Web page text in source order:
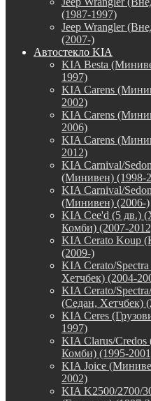
(1987-1997)
Jeep Wrangler
(2007-)
Автостекло KIA
KIA Besta
1997)
KIA Carens
2002)
KIA Carens
2006)
KIA Carens
2012)
KIA Carnival/
(Минивен) (1998-
KIA Carnival/
(Минивен) (2006-)
KIA Cee'd (5 дв.)
Комби) (2007-
KIA Cerato Koup
(2009-)
KIA Cerato/
Хетчбек) (2004-
KIA Cerato/
(Седан, Хетчбек)
KIA Ceres
1997)
KIA Clarus/Credos
Комби) (1995-
KIA Joice
2002)
KIA K2500/2700/